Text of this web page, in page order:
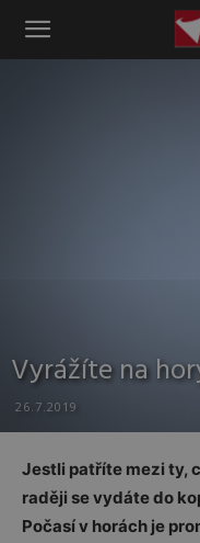
Instinkt
Vyrážíte na
26.7.2019
Jestli patříte mezi ty,
raději se vydáte do
Počasí v horách je